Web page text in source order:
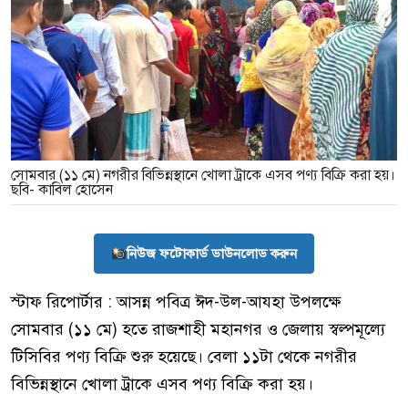
সোমবার (১১ মে) নগরীর বিভিন্নস্থানে খোলা ট্রাকে এসব পণ্য বিক্রি করা হয়।
ছবি- কাবিল হোসেন
নিউজ ফটোকার্ড ডাউনলোড করুন
স্টাফ রিপোর্টার : আসন্ন পবিত্র ঈদ-উল-আযহা উপলক্ষে
সোমবার (১১ মে) হতে রাজশাহী মহানগর ও জেলায় স্বল্পমূল্যে
টিসিবির পণ্য বিক্রি শুরু হয়েছে। বেলা ১১টা থেকে নগরীর
বিভিন্নস্থানে খোলা ট্রাকে এসব পণ্য বিক্রি করা হয়।